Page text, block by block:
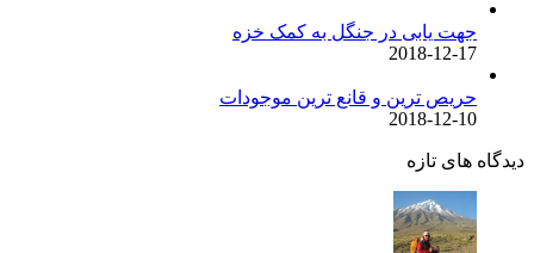
جهت یابی در جنگل به کمک خزه
2018-12-17
حریص ترین و قانع ترین موجودات
2018-12-10
دیدگاه های تازه